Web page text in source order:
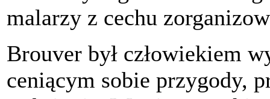
malarzy z cechu
Brouver był człowiekiem
ceniącym sobie przygody,